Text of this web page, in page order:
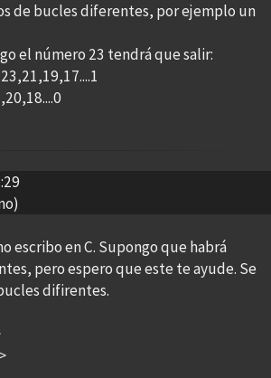
de bucles diferentes, por ejemplo un
el número 23 tendrá que salir:
escribo en C. Supongo que habrá
pero espero que este te ayude. Se
difirentes.